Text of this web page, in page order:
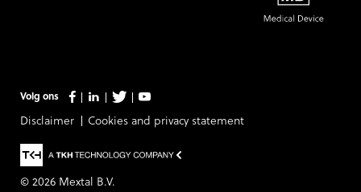
Volg ons
Disclaimer Cookies and privacy statement
© 2026 Mextal B.V.